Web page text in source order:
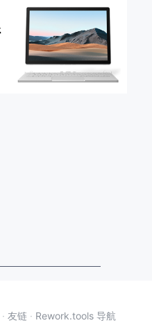
· 友链 · Rework.tools 导航